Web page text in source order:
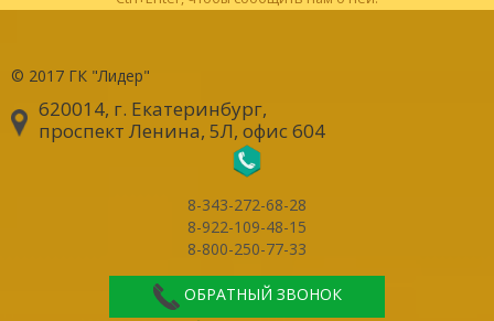
© 2017 ГК "Лидер"
620014, г. Екатеринбург,
проспект Ленина, 5Л, офис 604
8-343-272-68-28
8-922-109-48-15
8-800-250-77-33
ОБРАТНЫЙ ЗВОНОК